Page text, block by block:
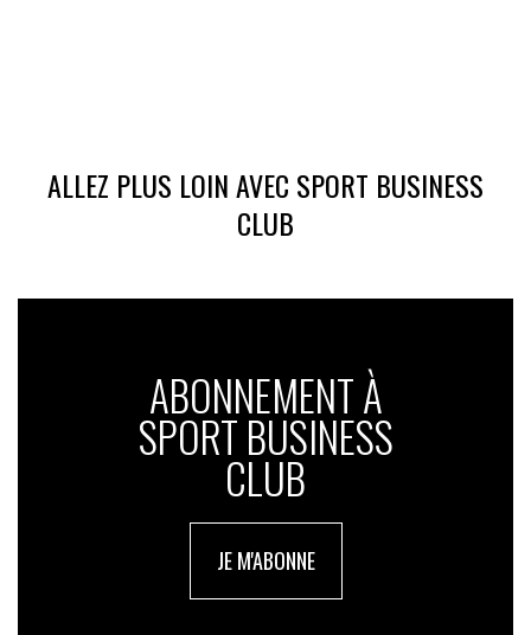
ALLEZ PLUS LOIN AVEC SPORT BUSINESS
CLUB
ABONNEMENT À
SPORT BUSINESS
CLUB
JE M'ABONNE